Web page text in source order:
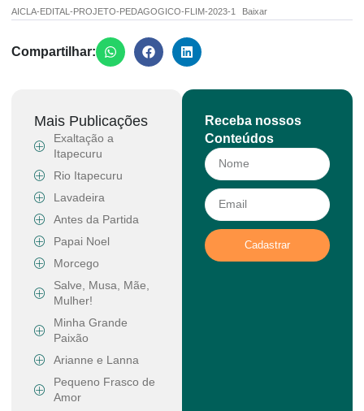
AICLA-EDITAL-PROJETO-PEDAGOGICO-FLIM-2023-1 Baixar
Compartilhar:
Mais Publicações
Exaltação a
Itapecuru
Rio Itapecuru
Lavadeira
Antes da Partida
Papai Noel
Morcego
Salve, Musa, Mãe,
Mulher!
Minha Grande
Paixão
Arianne e Lanna
Pequeno Frasco de
Amor
Receba nossos
Conteúdos
Cadastrar